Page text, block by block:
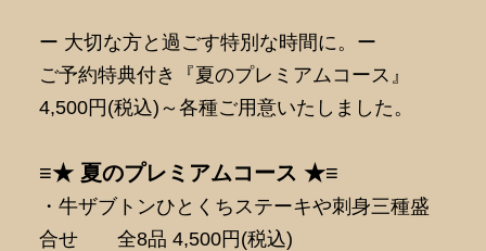
ー 大切な方と過ごす特別な時間に。ー
ご予約特典付き『夏のプレミアムコース』
4,500円(税込)～各種ご用意いたしました。
≡★ 夏のプレミアムコース ★≡
・牛ザブトンひとくちステーキや刺身三種盛
合せ 全8品 4,500円(税込)